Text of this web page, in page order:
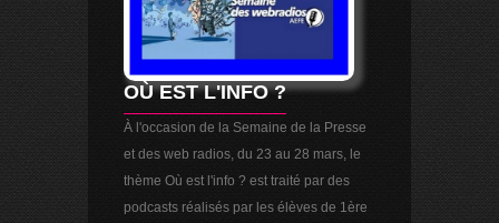
OÙ EST L'INFO ?
À l'occasion de la Semaine de la Presse
et des web radios, du 23 au 28 mars, le
thème Où est l'info ? est traité par des
podcasts réalisés par les élèves de 1ère